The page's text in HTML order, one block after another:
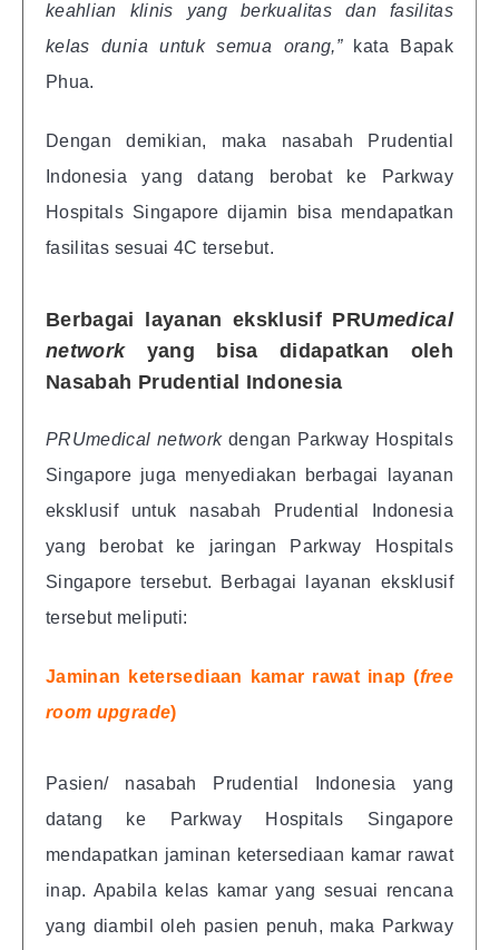
keahlian klinis yang berkualitas dan fasilitas
kelas dunia untuk semua orang,” kata Bapak
Phua.
Dengan demikian, maka nasabah Prudential
Indonesia yang datang berobat ke Parkway
Hospitals Singapore dijamin bisa mendapatkan
fasilitas sesuai 4C tersebut.
Berbagai layanan eksklusif PRUmedical
network yang bisa didapatkan oleh
Nasabah Prudential Indonesia
PRUmedical networkdengan Parkway Hospitals
Singapore juga menyediakan berbagai layanan
eksklusif untuk nasabah Prudential Indonesia
yang berobat ke jaringan Parkway Hospitals
Singapore tersebut. Berbagai layanan eksklusif
tersebut meliputi:
Jaminan ketersediaan kamar rawat inap (free
room upgrade)
Pasien/ nasabah Prudential Indonesia yang
datang ke Parkway Hospitals Singapore
mendapatkan jaminan ketersediaan kamar rawat
inap. Apabila kelas kamar yang sesuai rencana
yang diambil oleh pasien penuh, maka Parkway